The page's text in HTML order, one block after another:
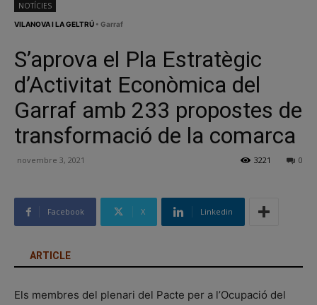
NOTÍCIES
VILANOVA I LA GELTRÚ • Garraf
S’aprova el Pla Estratègic
d’Activitat Econòmica del
Garraf amb 233 propostes de
transformació de la comarca
novembre 3, 2021 0
3221
Facebook X Linkedin
ARTICLE
Els membres del plenari del Pacte per a l’Ocupació del